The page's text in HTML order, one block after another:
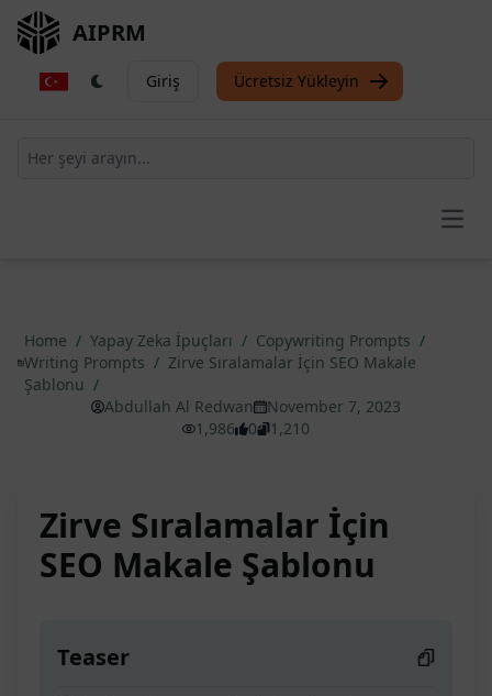
AIPRM
Giriş Ücretsiz Yükleyin
Home / Yapay Zeka İpuçları / Copywriting Prompts /
Writing Prompts / Zirve Sıralamalar İçin SEO Makale
Şablonu /
Abdullah Al Redwan
November 7, 2023
1,986
0 1,210
Zirve Sıralamalar İçin
SEO Makale Şablonu
Teaser